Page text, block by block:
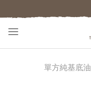
單方純基底油